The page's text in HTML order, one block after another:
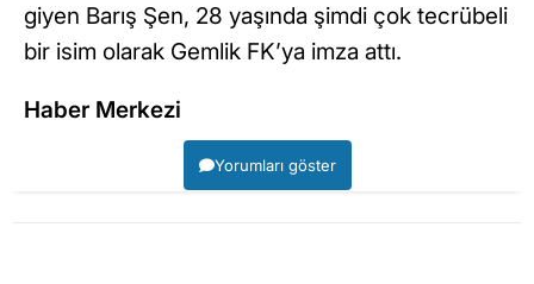
giyen Barış Şen, 28 yaşında şimdi çok tecrübeli
bir isim olarak Gemlik FK’ya imza attı.
Haber Merkezi
Yorumları göster